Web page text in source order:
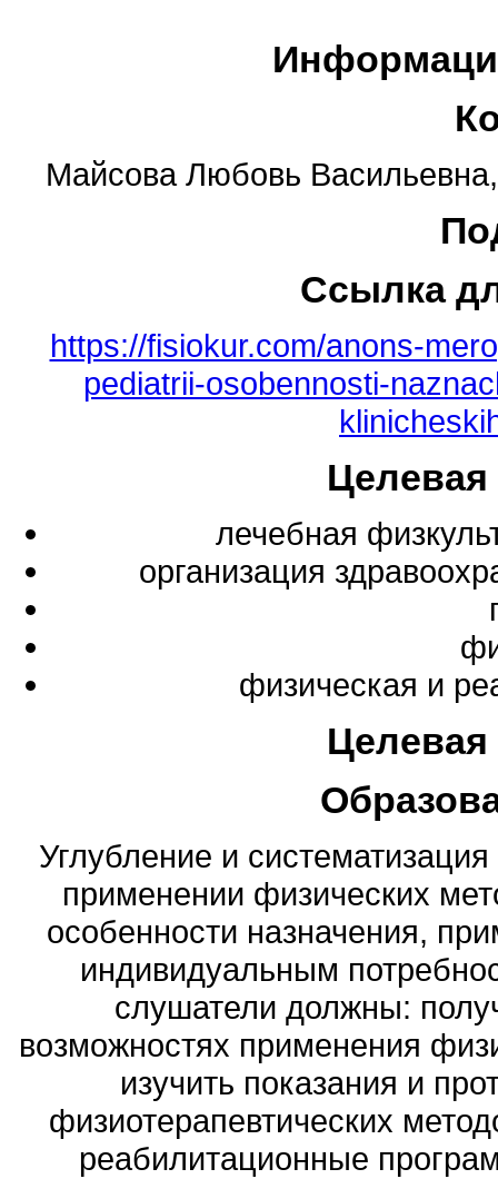
Майсова Любовь
Ссылка
https://fisiokur.com/anons-
pediatrii-osobennosti-
лечебная
организация
физическая и
Углубление и
применении физических
особенности назначения,
индивидуальным
слушатели должны:
возможностях применения
изучить показания и
физиотерапевтических
реабилитационные